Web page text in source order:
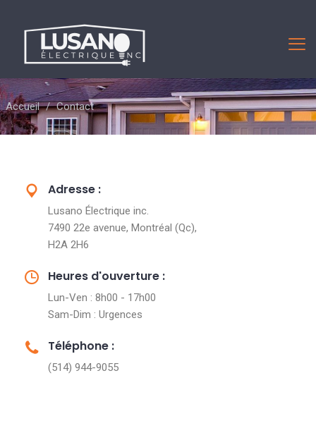
Accueil / Contact
Adresse :
Lusano Électrique inc.
7490 22e avenue, Montréal (Qc),
H2A 2H6
Heures d'ouverture :
Lun-Ven : 8h00 - 17h00
Sam-Dim : Urgences
Téléphone :
(514) 944-9055